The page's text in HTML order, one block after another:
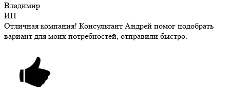
Владимир
ИП
Отличная компания! Консультант Андрей помог подобрать
вариант для моих потребностей, отправили быстро.